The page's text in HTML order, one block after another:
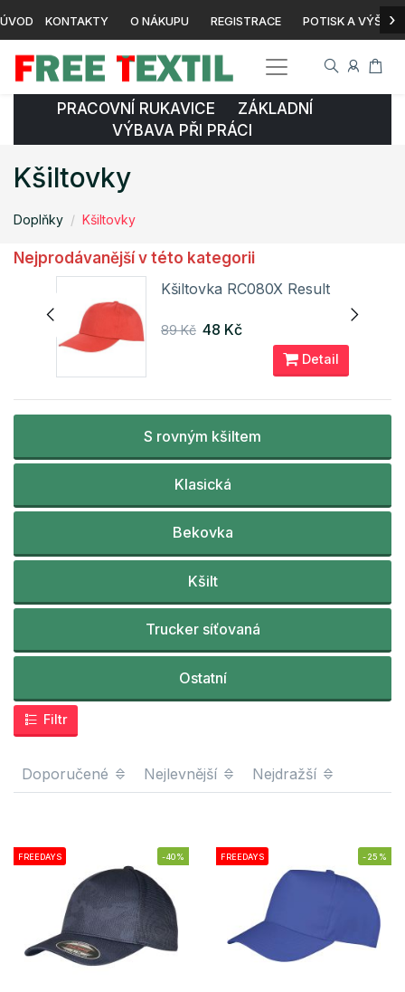
ÚVOD KONTAKTY O NÁKUPU REGISTRACE POTISK A ›
PRACOVNÍ RUKAVICE ZÁKLADNÍ
VÝBAVA PŘI PRÁCI
Kšiltovky
Doplňky Kšiltovky
Nejprodávanější v této kategorii
Kšiltovka RC080X Result
89 Kč 48 Kč
Detail
S rovným kšiltem
Klasická
Bekovka
Kšilt
Trucker síťovaná
Ostatní
Filtr
Doporučené Nejlevnější Nejdražší
FREEDAYS -40% FREEDAYS -25%